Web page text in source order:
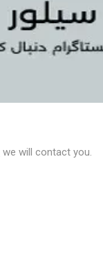
we will contact you.